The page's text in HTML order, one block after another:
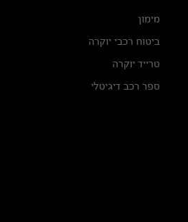
מימון
ביטוח רכבי יוקרה
טרייד יוקרה
ספר רכב דיגיטלי